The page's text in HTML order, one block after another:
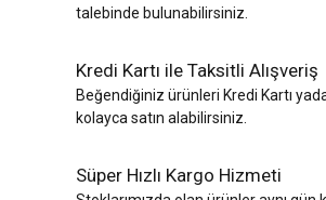
talebinde bulunabilirsiniz.
Kredi Kartı ile Taksitli Alışveriş
Beğendiğiniz ürünleri Kredi Kartı
kolayca satın alabilirsiniz.
Süper Hızlı Kargo Hizmeti